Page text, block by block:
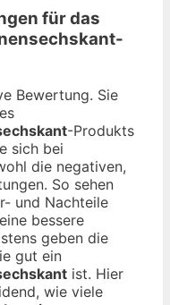
für das
-
Bewertung. Sie
-Produkts
sich bei
die negativen,
So sehen
und Nachteile
bessere
geben die
gut ein
ist. Hier
wie viele